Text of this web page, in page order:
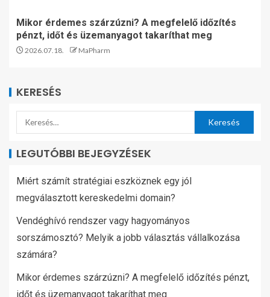
Mikor érdemes szárzúzni? A megfelelő időzítés
pénzt, időt és üzemanyagot takaríthat meg
2026.07.18. MaPharm
KERESÉS
LEGUTÓBBI BEJEGYZÉSEK
Miért számít stratégiai eszköznek egy jól
megválasztott kereskedelmi domain?
Vendéghívó rendszer vagy hagyományos
sorszámosztó? Melyik a jobb választás vállalkozása
számára?
Mikor érdemes szárzúzni? A megfelelő időzítés pénzt,
időt és üzemanyagot takaríthat meg